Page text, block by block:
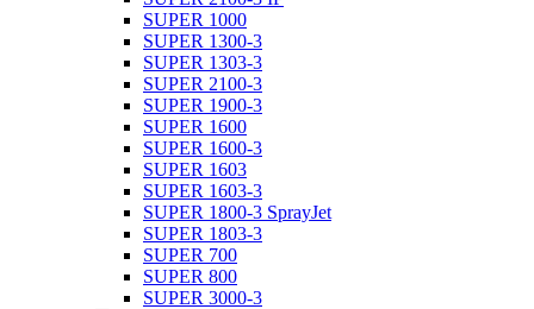
SUPER 1000
SUPER 1300-3
SUPER 1303-3
SUPER 2100-3
SUPER 1900-3
SUPER 1600
SUPER 1600-3
SUPER 1603
SUPER 1603-3
SUPER 1800-3 SprayJet
SUPER 1803-3
SUPER 700
SUPER 800
SUPER 3000-3